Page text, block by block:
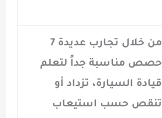
من خلال تجارب عديدة 7
حصص مناسبة جداً لتعلم
قيادة السيارة، تزداد أو
تنقص حسب استيعاب